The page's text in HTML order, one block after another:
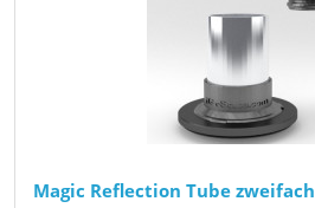
Magic Reflection Tube zweifach